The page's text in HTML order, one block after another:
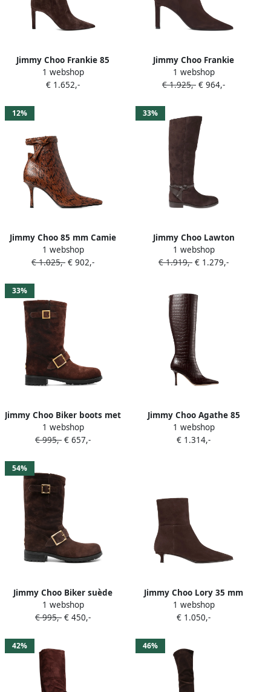
Jimmy Choo Frankie 85
suède laarzen Bruin
1 webshop
€ 1.652,-
Jimmy Choo Frankie
enkellaarzen Bruin
1 webshop
€ 1.925,- € 964,-
12%
Jimmy Choo 85 mm Camie
enkellaarzen Bruin
1 webshop
€ 1.025,- € 902,-
33%
Jimmy Choo Lawton
slingback laarzen met
bandje Bruin
1 webshop
€ 1.919,- € 1.279,-
33%
Jimmy Choo Biker boots met
gesp Bruin
1 webshop
€ 995,- € 657,-
Jimmy Choo Agathe 85
knielaarzen met
krokodillen-reliëf Bruin
1 webshop
€ 1.314,-
54%
Jimmy Choo Biker suède
laarzen met gesp Bruin
1 webshop
€ 995,- € 450,-
Jimmy Choo Lory 35 mm
enkellaarzen Bruin
1 webshop
€ 1.050,-
42% 46%